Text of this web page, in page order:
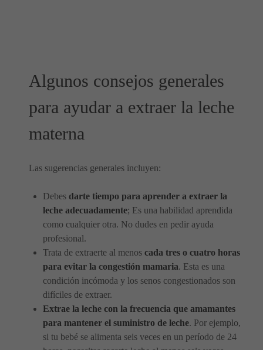
Algunos consejos generales
para ayudar a extraer la leche
materna
Las sugerencias generales incluyen:
Debes darte tiempo para aprender a extraer la
leche adecuadamente; Es una habilidad aprendida
como cualquier otra. No dudes en pedir ayuda
profesional.
Trata de extraerte al menos cada tres o cuatro horas
para evitar la congestión mamaria. Esta es una
condición incómoda y los senos congestionados son
difíciles de extraer.
Extrae la leche con la frecuencia que amamantes
para mantener el suministro de leche. Por ejemplo,
si tu bebé se alimenta seis veces en un período de 24